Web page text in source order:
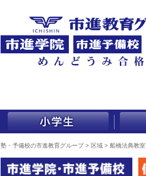
塾・予備校の市進教育グループ> 区域 > 船橋法典教室